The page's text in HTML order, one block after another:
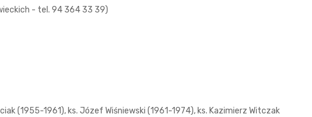
- tel. 94 364 33 39)
(1955-1961), ks. Józef Wiśniewski (1961-1974), ks. Kazimierz Witczak